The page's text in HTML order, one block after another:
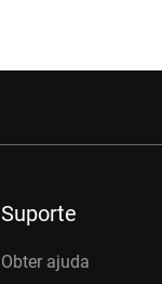
Suporte
Obter ajuda